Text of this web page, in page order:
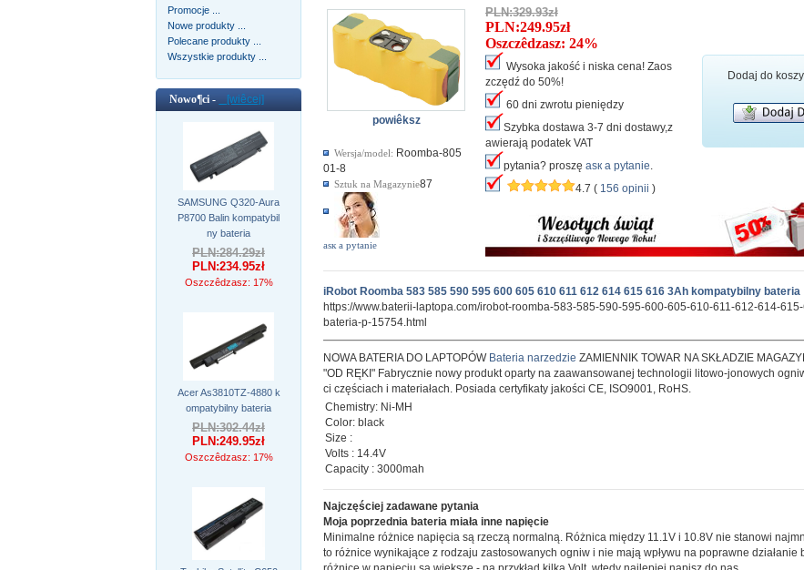
Promocje ...
Nowe produkty ...
Polecane produkty ...
Wszystkie produkty ...
Nowo¶ci - [wiêcej]
SAMSUNG Q320-Aura
P8700 Balin kompatybil
ny bateria
PLN:284.29zł
PLN:234.95zł
Oszczêdzasz: 17%
Acer As3810TZ-4880 k
ompatybilny bateria
PLN:302.44zł
PLN:249.95zł
Oszczêdzasz: 17%
powiêksz
Wersja/model: Roomba-805
01-8
Sztuk na Magazynie87
аsк а pytanie
PLN:329.93zł
PLN:249.95zł
Oszczêdzasz: 24%
Wysoka jakość i niska cena! Zaos
zczędź do 50%!
60 dni zwrotu pieniędzy
Szybka dostawa 3-7 dni dostawy,z
awierają podatek VAT
pytania? proszę аsк а pytanie.
4.7 ( 156 opinii )
Dodaj do
iRobot Roomba 583 585 590 595 600 605 610 611 612 614 615 616 3Ah kompatybilny bateria
https://www.baterii-laptopa.com/irobot-roomba-583-585-590-595-600-605-610-611-612-614-
bateria-p-15754.html
NOWA BATERIA DO LAPTOPÓW Bateria narzedzie ZAMIENNIK TOWAR NA SKŁADZIE
"OD RĘKI" Fabrycznie nowy produkt oparty na zaawansowanej technologii litowo-jonowych
ci częściach i materiałach. Posiada certyfikaty jakości CE, ISO9001, RoHS.
Chemistry: Ni-MH
Color: black
Size :
Volts : 14.4V
Capacity : 3000mah
Najczęściej zadawane pytania
Moja poprzednia bateria miała inne napięcie
Minimalne różnice napięcia są rzeczą normalną. Różnica między 11.1V i 10.8V nie stanowi
to różnice wynikające z rodzaju zastosowanych ogniw i nie mają wpływu na poprawne działanie